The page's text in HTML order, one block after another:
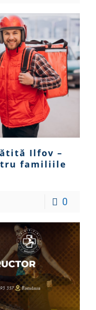
Ilfov –
familiile
0